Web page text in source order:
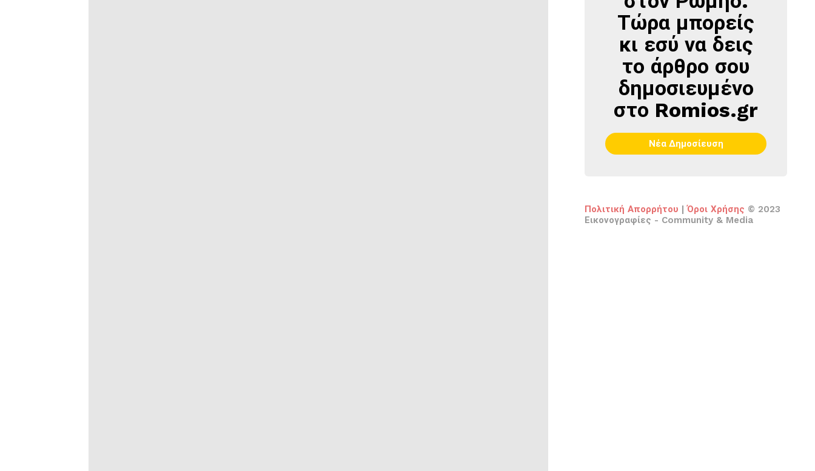
Τώρα μπορείς
κι εσύ να δεις
το άρθρο σου
δημοσιευμένο
στο Romios.gr
Νέα Δημοσίευση
Πολιτική Απορρήτου | Όροι Χρήσης © 2023
Εικονογραφίες - Community & Media